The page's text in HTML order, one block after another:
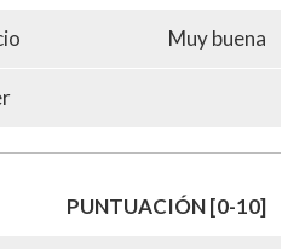
Muy buena
PUNTUACIÓN [0-10]